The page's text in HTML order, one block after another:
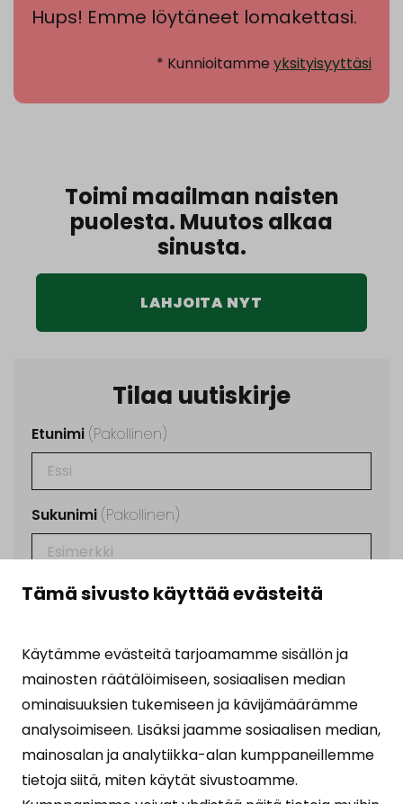
Tämä sivusto käyttää evästeitä
Käytämme evästeitä tarjoamamme sisällön ja
mainosten räätälöimiseen, sosiaalisen median
ominaisuuksien tukemiseen ja kävijämäärämme
analysoimiseen. Lisäksi jaamme sosiaalisen median,
mainosalan ja analytiikka-alan kumppaneillemme
tietoja siitä, miten käytät sivustoamme.
Hups! Emme löytäneet lomakettasi.
* Kunnioitamme yksityisyyttäsi
Toimi maailman naisten
puolesta. Muutos alkaa
sinusta.
LAHJOITA NYT
Tilaa uutiskirje
Etunimi (Pakollinen)
Sukunimi (Pakollinen)
Sähköposti (Pakollinen)
Ehdot (Pakollinen)
Tilaamalla uutiskirjeen hyväksyt
henkilötietojesi käsittelyn
tietosuojalausekkeen
osoittamalla tavalla.
Suojattu Google reCAPTCHA:lla. Lue